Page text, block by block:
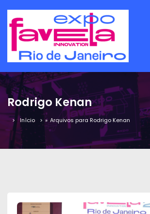
Rodrigo Kenan
Início » Arquivos para Rodrigo Kenan